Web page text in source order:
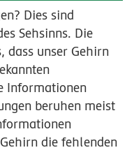
Dies sind
Sehsinns. Die
dass unser Gehirn
Informationen
beruhen meist
die fehlenden